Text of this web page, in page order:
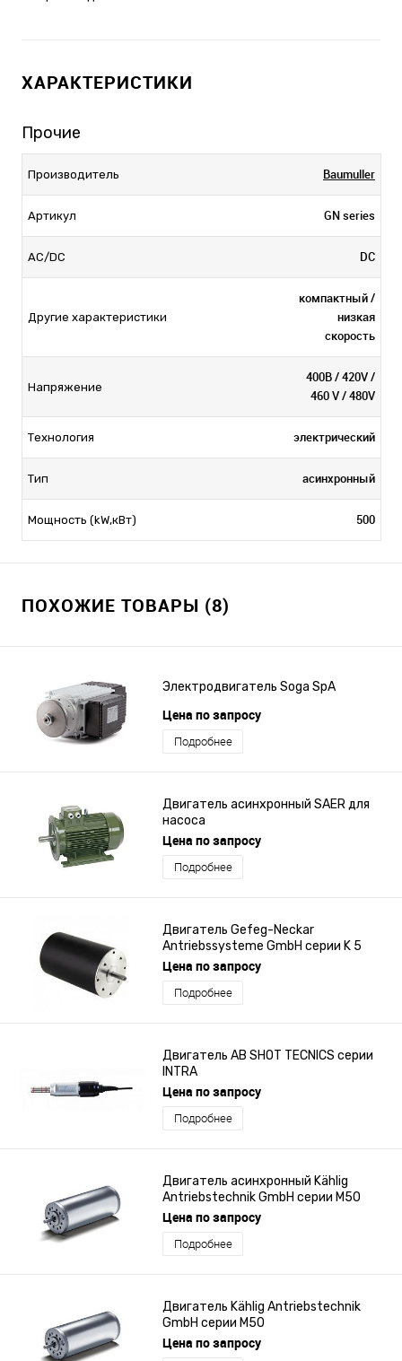
ХАРАКТЕРИСТИКИ
Прочие
Производитель Baumuller
Артикул GN series
AC/DC DC
Другие характеристики
компактный /
низкая
скорость
Напряжение
400В / 420V /
460 V / 480V
Технология электрический
Тип асинхронный
Мощность (kW,кВт) 500
ПОХОЖИЕ ТОВАРЫ (8)
Электродвигатель Soga SpA
Цена по запросу
Подробнее
Двигатель асинхронный SAER для
насоса
Цена по запросу
Подробнее
Двигатель Gefeg-Neckar
Antriebssysteme GmbH серии K 5
Цена по запросу
Подробнее
Двигатель AB SHOT TECNICS серии
INTRA
Цена по запросу
Подробнее
Двигатель асинхронный Kählig
Antriebstechnik GmbH серии M50
Цена по запросу
Подробнее
Двигатель Kählig Antriebstechnik
GmbH серии M50
Цена по запросу